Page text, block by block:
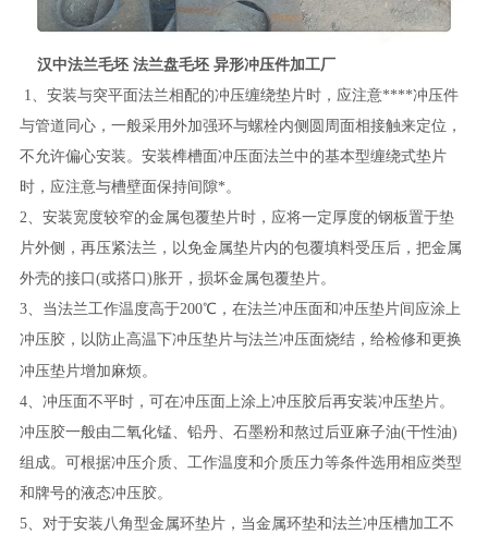
汉中法兰毛坯 法兰盘毛坯 异形冲压件加工厂
1、安装与突平面法兰相配的冲压缠绕垫片时，应注意****冲压件
与管道同心，一般采用外加强环与螺栓内侧圆周面相接触来定位，
不允许偏心安装。安装榫槽面冲压面法兰中的基本型缠绕式垫片
时，应注意与槽壁面保持间隙*。
2、安装宽度较窄的金属包覆垫片时，应将一定厚度的钢板置于垫
片外侧，再压紧法兰，以免金属垫片内的包覆填料受压后，把金属
外壳的接口(或搭口)胀开，损坏金属包覆垫片。
3、当法兰工作温度高于200℃，在法兰冲压面和冲压垫片间应涂上
冲压胶，以防止高温下冲压垫片与法兰冲压面烧结，给检修和更换
冲压垫片增加麻烦。
4、冲压面不平时，可在冲压面上涂上冲压胶后再安装冲压垫片。
冲压胶一般由二氧化锰、铅丹、石墨粉和熬过后亚麻子油(干性油)
组成。可根据冲压介质、工作温度和介质压力等条件选用相应类型
和牌号的液态冲压胶。
5、对于安装八角型金属环垫片，当金属环垫和法兰冲压槽加工不